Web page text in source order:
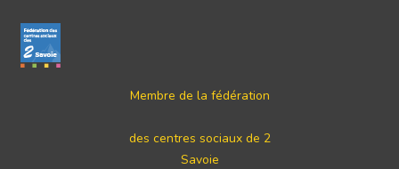
Membre de la fédération
des centres sociaux de 2
Savoie